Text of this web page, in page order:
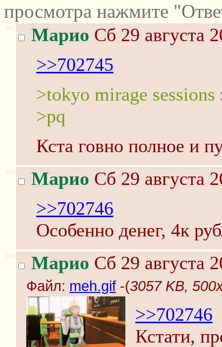
просмотра нажмите
>> Марио Сб 29 августа
>>702745
>tokyo mirage sessions
>pq
Кста говно полное и
>> Марио Сб 29 августа
>>702746
Особенно денег, 4к
>> Марио Сб 29 августа
Файл: meh.gif -(3057 KB,
>>702746
Кстати,